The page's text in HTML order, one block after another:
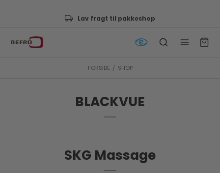
Lav fragt til pakkeshop
FORSIDE / SHOP
BLACKVUE
SKG Massage